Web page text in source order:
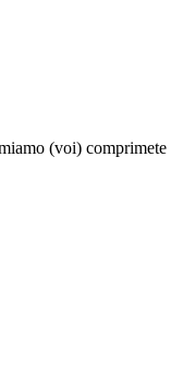
(voi) comprimete